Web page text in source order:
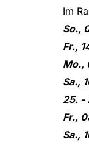
Im
So.,
Fr.,
Mo.,
Sa.,
25. -
Fr.,
Sa.,